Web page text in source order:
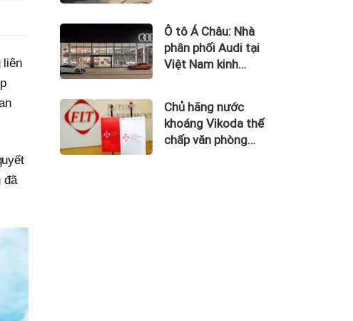
liên
đã
sau nửa năm
Ô tô Á Châu: Nhà
phân phối Audi tại
Việt Nam kinh
Chủ hãng nước
khoáng Vikoda thế
chấp văn phòng